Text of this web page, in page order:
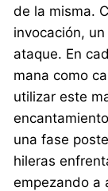
de la misma.
invocación,
ataque. En
mana como
utilizar este
una fase
hileras
empezando a